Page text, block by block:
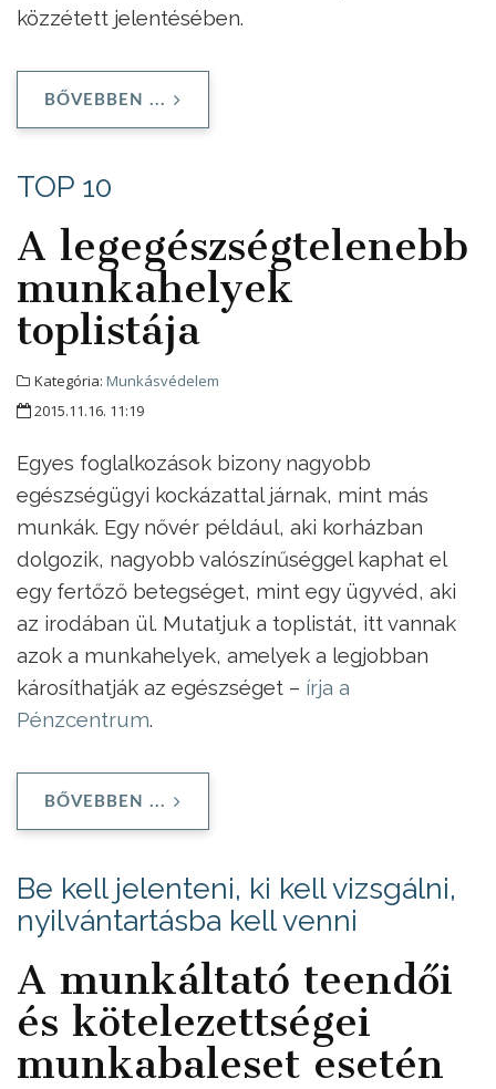
közzétett jelentésében.
BŐVEBBEN ...
TOP 10
A legegészségtelenebb
munkahelyek
toplistája
Kategória: Munkásvédelem
2015.11.16. 11:19
Egyes foglalkozások bizony nagyobb
egészségügyi kockázattal járnak, mint más
munkák. Egy nővér például, aki korházban
dolgozik, nagyobb valószínűséggel kaphat el
egy fertőző betegséget, mint egy ügyvéd, aki
az irodában ül. Mutatjuk a toplistát, itt vannak
azok a munkahelyek, amelyek a legjobban
károsíthatják az egészséget – írja a
Pénzcentrum.
BŐVEBBEN ...
Be kell jelenteni, ki kell vizsgálni,
nyilvántartásba kell venni
A munkáltató teendői
és kötelezettségei
munkabaleset esetén